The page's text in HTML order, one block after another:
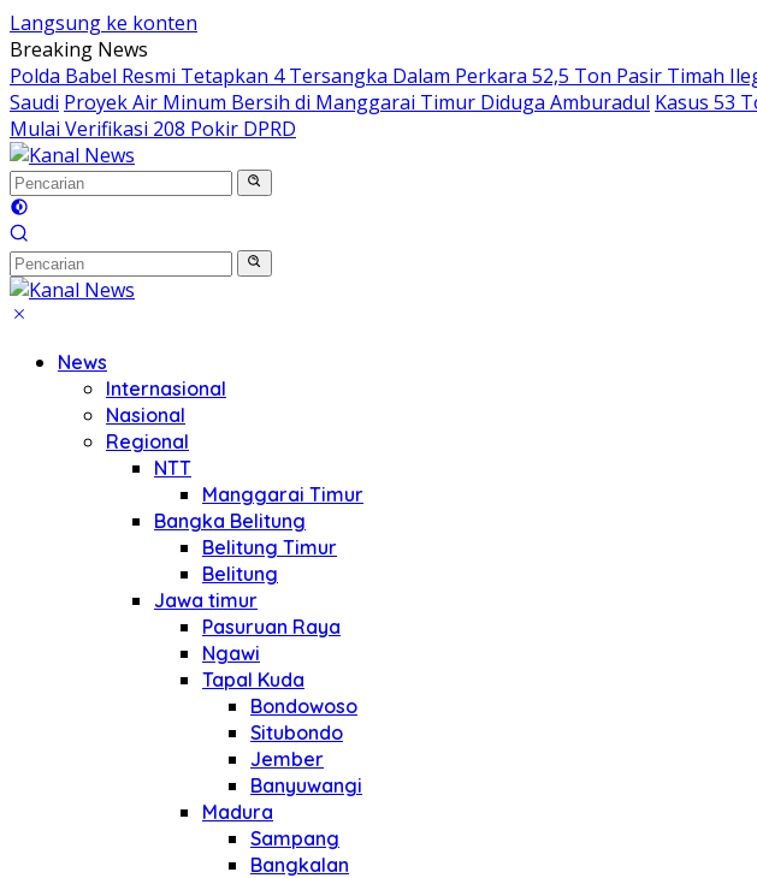
Langsung ke konten
Breaking News
Polda Babel Resmi Tetapkan 4 Tersangka Dalam Perkara 52,5 Ton Pasir Timah
Saudi Proyek Air Minum Bersih di Manggarai Timur Diduga Amburadul Kasus 53
Mulai Verifikasi 208 Pokir DPRD
News
Internasional
Nasional
Regional
NTT
Manggarai Timur
Bangka Belitung
Belitung Timur
Belitung
Jawa timur
Pasuruan Raya
Ngawi
Tapal Kuda
Bondowoso
Situbondo
Jember
Banyuwangi
Madura
Sampang
Bangkalan